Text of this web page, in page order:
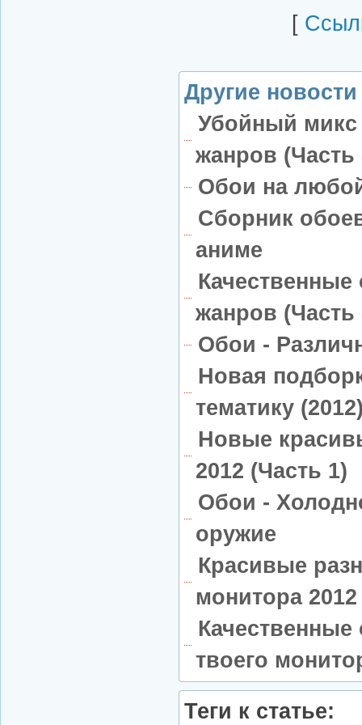
[
Другие
Убойный микс
жанров (Часть
Обои на
Сборник
аниме
жанров (Часть
Обои -
Новая
тематику
Новые
2012 (Часть 1)
Обои -
оружие
Красивые
монитора
твоего
Теги к статье: